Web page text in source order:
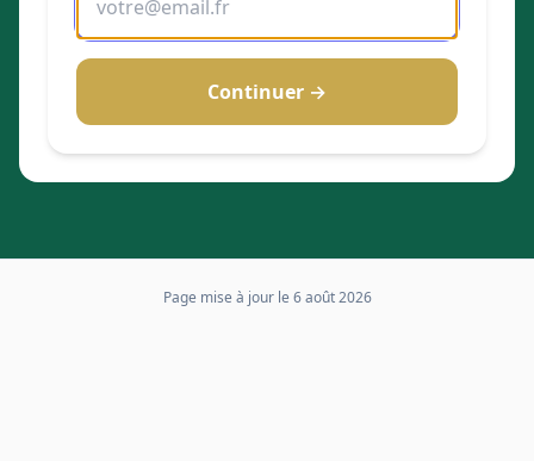
Continuer →
Page mise à jour le 6 août 2026